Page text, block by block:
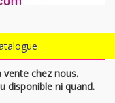
chez nous.
disponible ni quand.